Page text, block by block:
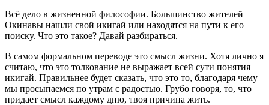
Всё дело в жизненной философии. Большинство жителей
Окинавы нашли свой икигай или находятся на пути к его
поиску. Что это такое? Давай разбираться.
В самом формальном переводе это смысл жизни. Хотя лично я
считаю, что это толкование не выражает всей сути понятия
икигай. Правильнее будет сказать, что это то, благодаря чему
мы просыпаемся по утрам с радостью. Грубо говоря, то, что
придает смысл каждому дню, твоя причина жить.